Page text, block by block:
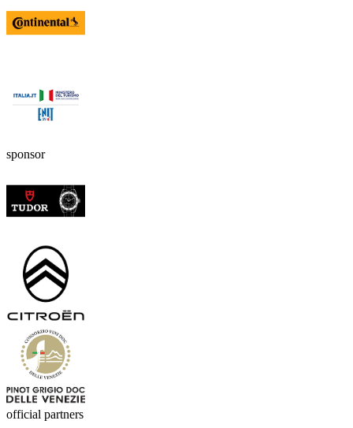
sponsor
official partners